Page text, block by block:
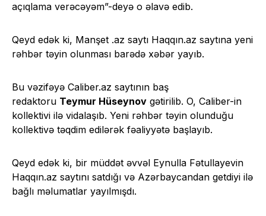
açıqlama verəcəyəm”-deyə o əlavə edib.
Qeyd edək ki, Manşet .az saytı Haqqın.az saytına yeni
rəhbər təyin olunması barədə xəbər yayıb.
Bu vəzifəyə Caliber.az saytının baş
redaktoru Teymur Hüseynov gətirilib. O, Caliber-in
kollektivi ilə vidalaşıb. Yeni rəhbər təyin olunduğu
kollektivə təqdim edilərək fəaliyyətə başlayıb.
Qeyd edək ki, bir müddət əvvəl Eynulla Fətullayevin
Haqqın.az saytını satdığı və Azərbaycandan getdiyi ilə
bağlı məlumatlar yayılmışdı.